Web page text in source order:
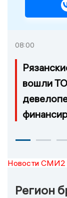
08:00
вошли
Новости СМИ2
Регион